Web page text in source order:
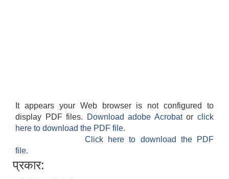
It appears your Web browser is not configured to
display PDF files.
Download adobe Acrobatorclick
here to download the PDF file.
Click here to download the PDF
file.
प्रकार: